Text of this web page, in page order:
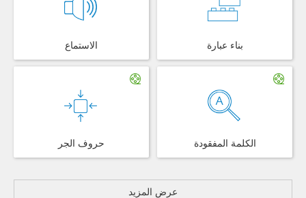
الاستماع بناء عبارة
حروف الجر الكلمة المفقودة
عرض المزيد